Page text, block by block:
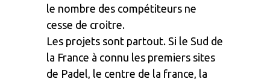
le nombre des compétiteurs ne
cesse de croitre.
Les projets sont partout. Si le Sud de
la France à connu les premiers sites
de Padel, le centre de la france, la